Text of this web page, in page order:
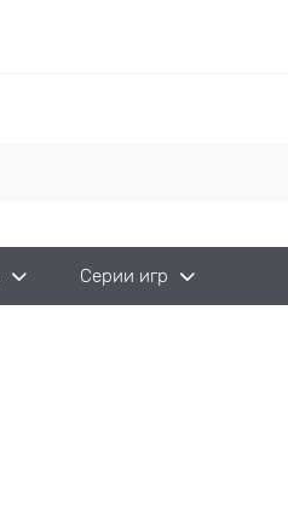
Серии игр